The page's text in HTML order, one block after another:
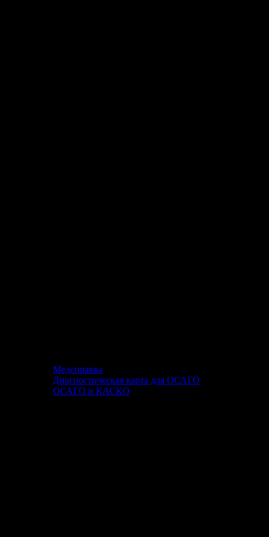
Медсправка
Диагностическая карта для ОСАГО
ОСАГО и КАСКО